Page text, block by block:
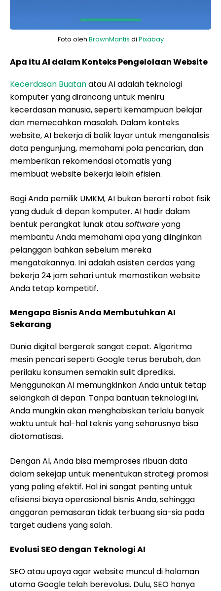
Foto oleh BrownMantis di Pixabay
Apa itu AI dalam Konteks Pengelolaan Website
Kecerdasan Buatanatau AI adalah teknologi
komputer yang dirancang untuk meniru
kecerdasan manusia, seperti kemampuan belajar
dan memecahkan masalah. Dalam konteks
website, AI bekerja di balik layar untuk menganalisis
data pengunjung, memahami pola pencarian, dan
memberikan rekomendasi otomatis yang
membuat website bekerja lebih efisien.
Bagi Anda pemilik UMKM, AI bukan berarti robot fisik
yang duduk di depan komputer. AI hadir dalam
bentuk perangkat lunak atausoftwareyang
membantu Anda memahami apa yang diinginkan
pelanggan bahkan sebelum mereka
mengatakannya. Ini adalah asisten cerdas yang
bekerja 24 jam sehari untuk memastikan website
Anda tetap kompetitif.
Mengapa Bisnis Anda Membutuhkan AI
Sekarang
Dunia digital bergerak sangat cepat. Algoritma
mesin pencari seperti Google terus berubah, dan
perilaku konsumen semakin sulit diprediksi.
Menggunakan AI memungkinkan Anda untuk tetap
selangkah di depan. Tanpa bantuan teknologi ini,
Anda mungkin akan menghabiskan terlalu banyak
waktu untuk hal-hal teknis yang seharusnya bisa
diotomatisasi.
Dengan AI, Anda bisa memproses ribuan data
dalam sekejap untuk menentukan strategi promosi
yang paling efektif. Hal ini sangat penting untuk
efisiensi biaya operasional bisnis Anda, sehingga
anggaran pemasaran tidak terbuang sia-sia pada
target audiens yang salah.
Evolusi SEO dengan Teknologi AI
SEO atau upaya agar website muncul di halaman
utama Google telah berevolusi. Dulu, SEO hanya